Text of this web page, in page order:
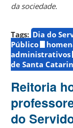
da sociedade.
Tags: Dia do
Público
administrativos
de Santa
Reitoria
do